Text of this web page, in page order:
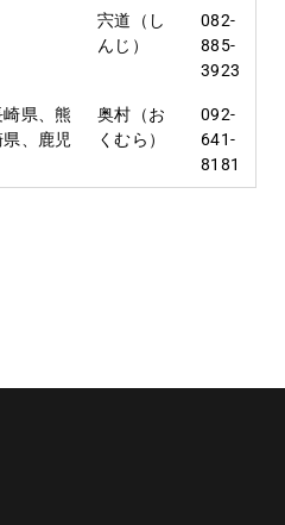
宍道（し
んじ）
082-
885-
3923
県、熊
、鹿児
奥村（お
くむら）
092-
641-
8181